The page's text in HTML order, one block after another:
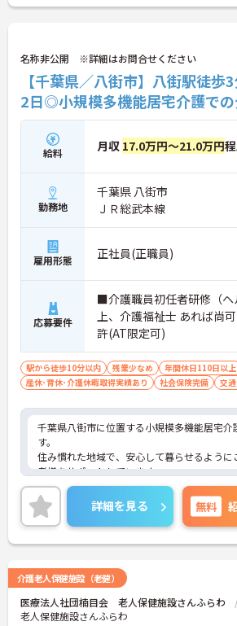
名称非公開 ※詳細はお問合せください
【千葉県／八街市】八街駅徒
2日◎小規模多機能居宅介護で
給料 月収 17.0万円～21.0万円
勤務地
千葉県 八街市
ＪＲ総武本線
雇用形態 正社員(正職員)
応募要件
■介護職員初任者研修（ヘ
上、介護福祉士 あれば尚
許(AT限定可)
駅から徒歩10分以内 残業少なめ 年間休日110日以上
産休･育休･介護休暇取得実績あり
社会保険完備 交
千葉県八街市に位置する小規模多機能居宅介
す。
住み慣れた地域で、安心して暮らせるように
者様をサポートしています。
馴染みのスタッフにより『通い』『泊まり』
問』を組み合わせたサービスを提供している
ご利用者様の状態の把握もし安く、きめ細や
応ができます。
年間休日112日あり、メリハリつけてご就業
ご興味のある方には、面接対策ポイントなど
に詳細をお話しいたしますのでお気軽にご相
さい！
詳細を見る 無料
介護老人保健施設（老健）
医療法人社団楠目会 老人保健施設さんふらわ
老人保健施設さんふらわ